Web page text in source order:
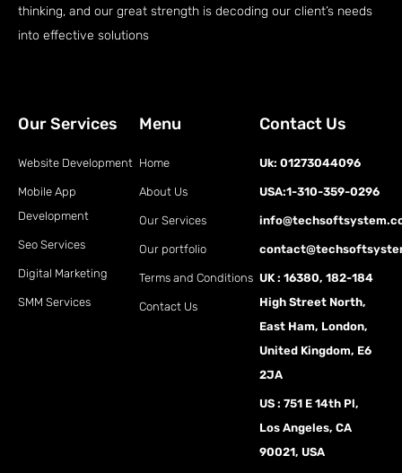
thinking, and our great strength is decoding our client’s needs
into effective solutions
Our Services
Website Development
Mobile App
Development
Seo Services
Digital Marketing
SMM Services
Menu
Home
About Us
Our Services
Our portfolio
Terms and Conditions
Contact Us
Contact Us
Uk: 01273044096
USA:1-310-359-0296
UK : 16380, 182-184
High Street North,
East Ham, London,
United Kingdom, E6
2JA
US : 751 E 14th Pl,
Los Angeles, CA
90021, USA